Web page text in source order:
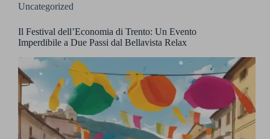
Uncategorized
Il Festival dell’Economia di Trento: Un Evento
Imperdibile a Due Passi dal Bellavista Relax